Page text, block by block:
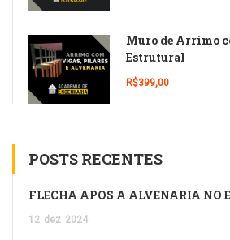
Muro de Arrimo
Estrutural
R$399,00
POSTS RECENTES
FLECHA APÓS A ALVENARIA NO
12 dez 2024